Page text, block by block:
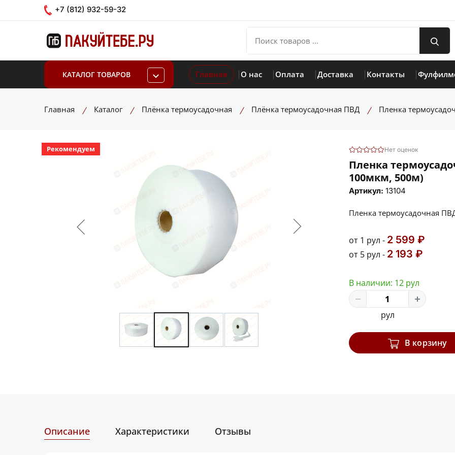
+7 (812) 932-59-32
КАТАЛОГ ТОВАРОВ Главная О нас Оплата Доставка Контакты
Главная Каталог Плёнка термоусадочная Плёнка термоусадочная ПВД Пленка
Рекомендуем Нет оценок
Пленка
100мкм, 500м)
Артикул: 13104
Пленка термоусадочная
от 1 рул - 2 599 ₽
от 5 рул - 2 193 ₽
В наличии: 12 рул
рул
В корзину
Описание Характеристики Отзывы